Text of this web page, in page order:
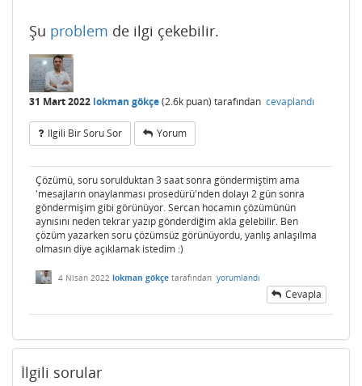
Şu problem de ilgi çekebilir.
31 Mart 2022 lokman gökçe(2.6k puan) tarafından cevaplandı
Ilgili Bir Soru Sor Yorum
Çözümü, soru sorulduktan 3 saat sonra göndermiştim ama
'mesajların onaylanması prosedürü'nden dolayı 2 gün sonra
göndermişim gibi görünüyor. Sercan hocamın çözümünün
aynısını neden tekrar yazıp gönderdiğim akla gelebilir. Ben
çözüm yazarken soru çözümsüz görünüyordu, yanlış anlaşılma
olmasın diye açıklamak istedim :)
4 Nisan 2022 lokman gökçe tarafından yorumlandı
Cevapla
İlgili sorular